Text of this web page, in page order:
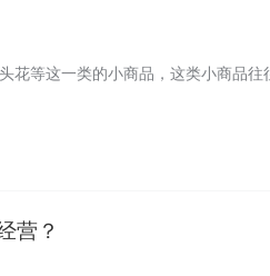
花等这一类的小商品，这类小商品往
营？